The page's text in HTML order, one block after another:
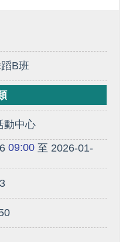
B班
動中心
09:00至 2026-01-